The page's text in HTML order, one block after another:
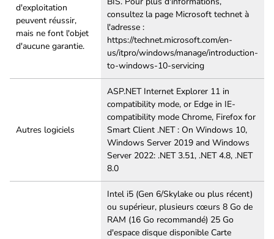
d'exploitation
peuvent réussir,
mais ne font l'objet
d'aucune garantie.
consultez la page Microsoft technet à
l'adresse :
https://technet.microsoft.com/en-
us/itpro/windows/manage/introduction-
to-windows-10-servicing
Autres logiciels
ASP.NET Internet Explorer 11 in
compatibility mode, or Edge in IE-
compatibility mode Chrome, Firefox for
Smart Client .NET : On Windows 10,
Windows Server 2019 and Windows
Server 2022: .NET 3.51, .NET 4.8, .NET
8.0
Intel i5 (Gen 6/Skylake ou plus récent)
ou supérieur, plusieurs cœurs 8 Go de
RAM (16 Go recommandé) 25 Go
d'espace disque disponible Carte